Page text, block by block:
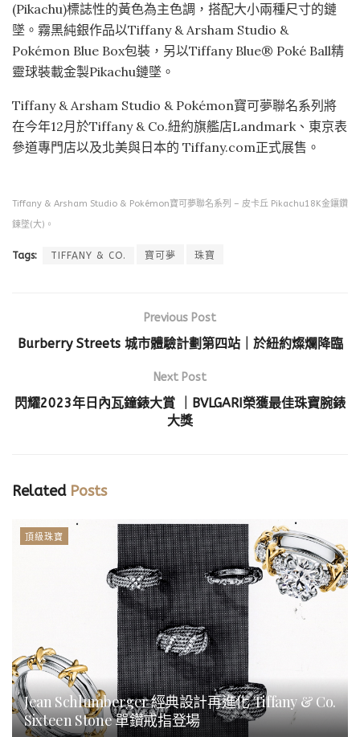
(Pikachu)標誌性的黃色為主色調，搭配大小兩種尺寸的鏈
墜。霧黑純銀作品以Tiffany & Arsham Studio &
Pokémon Blue Box包裝，另以Tiffany Blue® Poké Ball精
靈球裝載金製Pikachu鏈墜。
Tiffany & Arsham Studio & Pokémon寶可夢聯名系列將
在今年12月於Tiffany & Co.紐約旗艦店Landmark、東京表
參道專門店以及北美與日本的 Tiffany.com正式展售。
Tiffany & Arsham Studio & Pokémon寶可夢聯名系列 – 皮卡丘 Pikachu18K金鑲鑽
鍊墜(大)。
Tags: TIFFANY & CO. 寶可夢 珠寶
Previous Post
Burberry Streets 城市體驗計劃第四站｜於紐約燦爛降臨
Next Post
閃耀2023年日內瓦鐘錶大賞 ｜BVLGARI榮獲最佳珠寶腕錶
大獎
RelatedPosts
頂級珠寶
Jean Schlumberger 經典設計再進化 Tiffany & Co.
Sixteen Stone 單鑽戒指登場